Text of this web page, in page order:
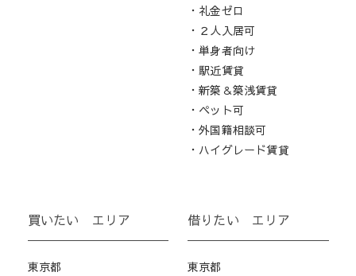
・礼金ゼロ
・２人入居可
・単身者向け
・駅近賃貸
・新築＆築浅賃貸
・ペット可
・外国籍相談可
・ハイグレード賃貸
買いたい エリア
東京都
借りたい エリア
東京都